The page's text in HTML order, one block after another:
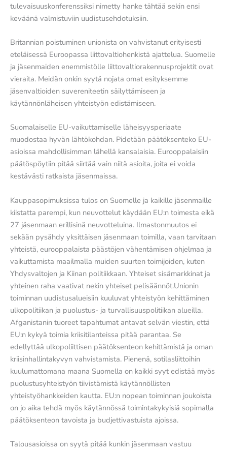
tulevaisuuskonferenssiksi nimetty hanke tähtää sekin ensi
keväänä valmistuviin uudistusehdotuksiin.
Britannian poistuminen unionista on vahvistanut erityisesti
eteläisessä Euroopassa liittovaltiohenkistä ajattelua. Suomelle
ja jäsenmaiden enemmistölle liittovaltiorakennusprojektit ovat
vieraita. Meidän onkin syytä nojata omat esityksemme
jäsenvaltioiden suvereniteetin säilyttämiseen ja
käytännönläheisen yhteistyön edistämiseen.
Suomalaiselle EU-vaikuttamiselle läheisyysperiaate
muodostaa hyvän lähtökohdan. Pidetään päätöksenteko EU-
asioissa mahdollisimman lähellä kansalaisia. Eurooppalaisiin
päätöspöytiin pitää siirtää vain niitä asioita, joita ei voida
kestävästi ratkaista jäsenmaissa.
Kauppasopimuksissa tulos on Suomelle ja kaikille jäsenmaille
kiistatta parempi, kun neuvottelut käydään EU:n toimesta eikä
27 jäsenmaan erillisinä neuvotteluina. Ilmastonmuutos ei
sekään pysähdy yksittäisen jäsenmaan toimilla, vaan tarvitaan
yhteistä, eurooppalaista päästöjen vähentämisen ohjelmaa ja
vaikuttamista maailmalla muiden suurten toimijoiden, kuten
Yhdysvaltojen ja Kiinan politiikkaan. Yhteiset sisämarkkinat ja
yhteinen raha vaativat nekin yhteiset pelisäännöt.Unionin
toiminnan uudistusalueisiin kuuluvat yhteistyön kehittäminen
ulkopolitiikan ja puolustus- ja turvallisuuspolitiikan alueilla.
Afganistanin tuoreet tapahtumat antavat selvän viestin, että
EU:n kykyä toimia kriisitilanteissa pitää parantaa. Se
edellyttää ulkopoliittisen päätöksenteon kehittämistä ja oman
kriisinhallintakyvyn vahvistamista. Pienenä, sotilasliittoihin
kuulumattomana maana Suomella on kaikki syyt edistää myös
puolustusyhteistyön tiivistämistä käytännöllisten
yhteistyöhankkeiden kautta. EU:n nopean toiminnan joukoista
on jo aika tehdä myös käytännössä toimintakykyisiä sopimalla
päätöksenteon tavoista ja budjettivastuista ajoissa.
Talousasioissa on syytä pitää kunkin jäsenmaan vastuu